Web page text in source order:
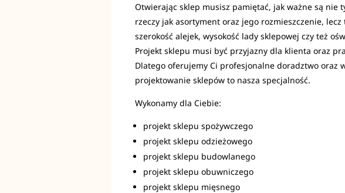
Otwierając sklep musisz pamiętać, jak ważne są nie
rzeczy jak asortyment oraz jego rozmieszczenie, lecz
szerokość alejek, wysokość lady sklepowej czy też
Projekt sklepu musi być przyjazny dla klienta oraz
Dlatego oferujemy Ci profesjonalne doradztwo oraz
projektowanie sklepów to nasza specjalność.
Wykonamy dla Ciebie:
projekt sklepu spożywczego
projekt sklepu odzieżowego
projekt sklepu budowlanego
projekt sklepu obuwniczego
projekt sklepu mięsnego